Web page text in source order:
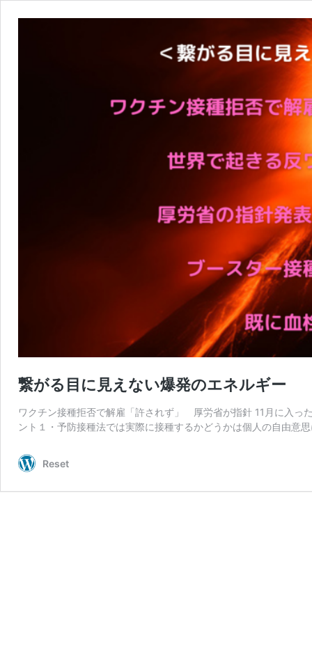
繋がる目に見えない爆発のエネルギー
ワクチン接種拒否で解雇「許されず」 厚労省が指針 11月に入っ
ント１・予防接種法では実際に接種するかどうかは個人の自由意
Reset